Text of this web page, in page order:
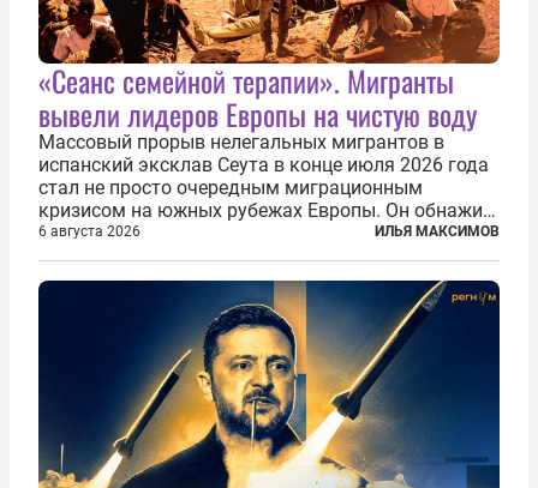
«Сеанс семейной терапии». Мигранты
вывели лидеров Европы на чистую воду
Массовый прорыв нелегальных мигрантов в
испанский эксклав Сеута в конце июля 2026 года
стал не просто очередным миграционным
кризисом на южных рубежах Европы. Он обнажил
фундаментальный раскол внутри Евросоюза,
продемонстрировав, что десятилетиями
выстраивавшаяся миграционная политика ЕС
6 августа 2026 ИЛЬЯ МАКСИМОВ